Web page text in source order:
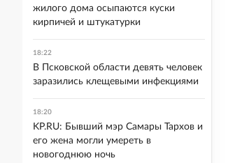
жилого дома осыпаются куски
кирпичей и штукатурки
18:22
В Псковской области девять человек
заразились клещевыми инфекциями
18:20
KP.RU: Бывший мэр Самары Тархов и
его жена могли умереть в
новогоднюю ночь